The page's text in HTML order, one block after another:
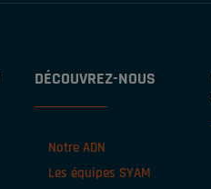
DÉCOUVREZ-NOUS
Notre ADN
Les équipes SYAM